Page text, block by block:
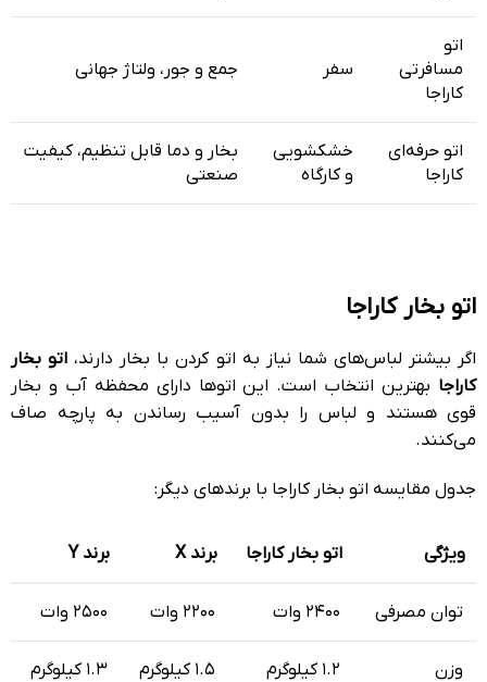
اتو
مسافرتی
کاراجا
سفر جمع و جور، ولتاژ جهانی
اتو حرفه‌ای
کاراجا
خشکشویی
و کارگاه
بخار و دما قابل تنظیم، کیفیت
صنعتی
اتو بخار کاراجا
اگر بیشتر لباس‌های شما نیاز به اتو کردن با بخار دارند، اتو بخار
کاراجا بهترین انتخاب است. این اتوها دارای محفظه آب و بخار
قوی هستند و لباس را بدون آسیب رساندن به پارچه صاف
می‌کنند.
جدول مقایسه اتو بخار کاراجا با برندهای دیگر:
ویژگی اتو بخار کاراجا برند X برند Y
توان مصرفی ۲۴۰۰ وات ۲۲۰۰ وات ۲۵۰۰ وات
وزن ۱.۲ کیلوگرم ۱.۵ کیلوگرم ۱.۳ کیلوگرم